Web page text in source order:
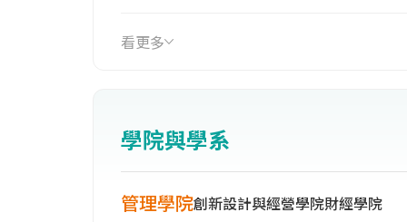
本校現任校長張瑞雄博士於103年4月
看更多
學院與學系
管理學院創新設計與經營學院財經學院